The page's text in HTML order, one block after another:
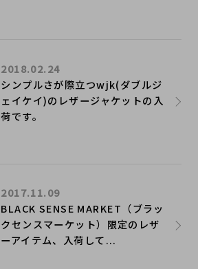
シンプルさが際立つwjk(ダブルジ
ェイケイ)のレザージャケットの入
荷です。
2018.02.24
BLACK SENSE MARKET（ブラッ
クセンスマーケット）限定のレザ
ーアイテム、入荷して...
2017.11.09